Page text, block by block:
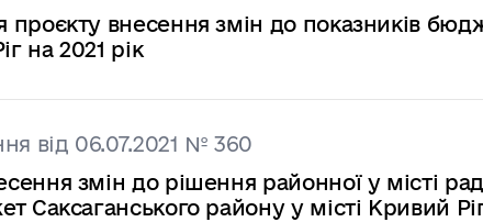
внесення змін до показників
на 2021 рік
від 06.07.2021 № 360
змін до рішення районної у місті
Саксаганського району у місті Кривий